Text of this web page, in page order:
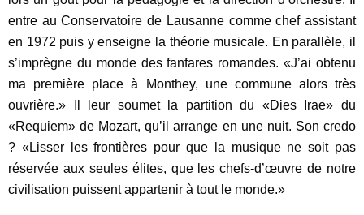
entre au Conservatoire de Lausanne comme chef assistant
en 1972 puis y enseigne la théorie musicale. En parallèle, il
s’imprègne du monde des fanfares romandes. «J’ai obtenu
ma première place à Monthey, une commune alors très
ouvrière.» Il leur soumet la partition du «Dies Irae» du
«Requiem» de Mozart, qu’il arrange en une nuit. Son credo
? «Lisser les frontières pour que la musique ne soit pas
réservée aux seules élites, que les chefs-d’œuvre de notre
civilisation puissent appartenir à tout le monde.»